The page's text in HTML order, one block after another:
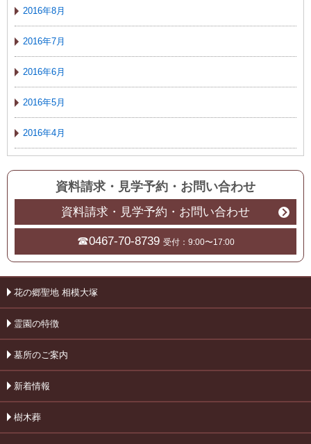
2016年8月
2016年7月
2016年6月
2016年5月
2016年4月
資料請求・見学予約 ・ お問い合わせ
資料請求・見学予約・お問い合わせ
☎0467-70-8739 受付：9:00〜17:00
花の郷聖地 相模大塚
霊園の特徴
墓所のご案内
新着情報
樹木葬